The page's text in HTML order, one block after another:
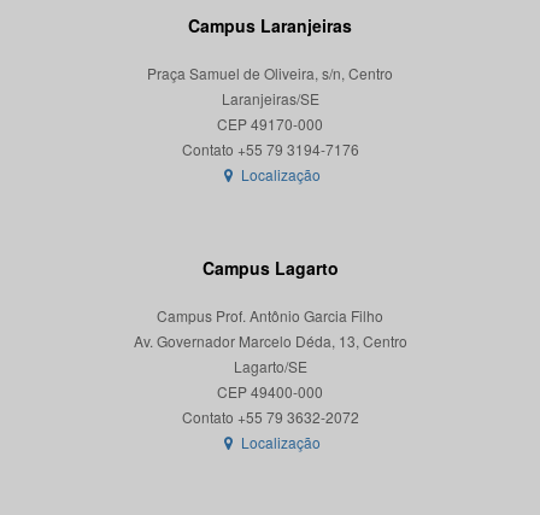
Campus Laranjeiras
Praça Samuel de Oliveira, s/n, Centro
Laranjeiras/SE
CEP 49170-000
Localização
Campus Lagarto
Campus Prof. Antônio Garcia Filho
Av. Governador Marcelo Déda, 13, Centro
Lagarto/SE
CEP 49400-000
Localização